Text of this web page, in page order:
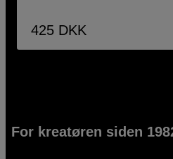
425 DKK
For kreatøren siden